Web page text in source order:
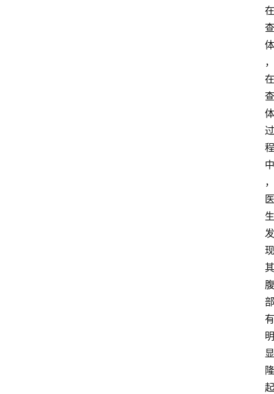
在
查
体
，
在
查
体
过
程
中
，
医
生
发
现
其
腹
部
有
明
显
隆
起